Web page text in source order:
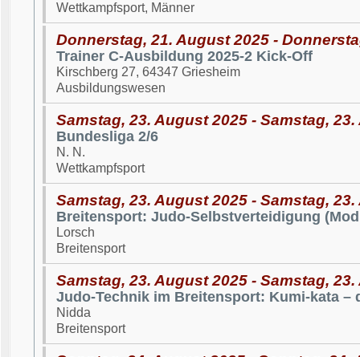
Wettkampfsport, Männer
Donnerstag, 21. August 2025 -
Trainer C-Ausbildung 2025-2 Kick-Off
Kirschberg 27, 64347 Griesheim
Ausbildungswesen
Samstag, 23. August 2025 - Samstag,
Bundesliga 2/6
N. N.
Wettkampfsport
Samstag, 23. August 2025 - Samstag,
Breitensport: Judo-Selbstverteidigung
Lorsch
Breitensport
Samstag, 23. August 2025 - Samstag,
Judo-Technik im Breitensport: Kumi-kata –
Nidda
Breitensport